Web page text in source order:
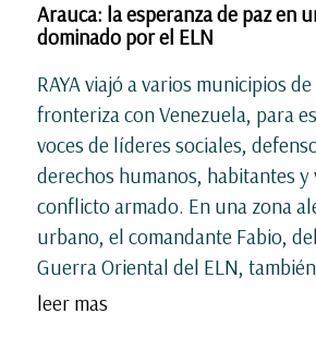
Arauca: la esperanza de paz en
dominado por el ELN
RAYA viajó a varios municipios
fronteriza con Venezuela, para
voces de líderes sociales,
derechos humanos, habitantes y
conflicto armado. En una zona
urbano, el comandante Fabio,
Guerra Oriental del ELN,
leer mas